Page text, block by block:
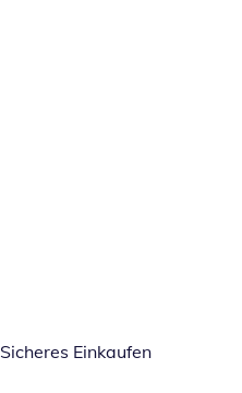
Sicheres Einkaufen